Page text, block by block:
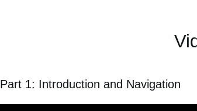
Part 1: Introduction and Navigation